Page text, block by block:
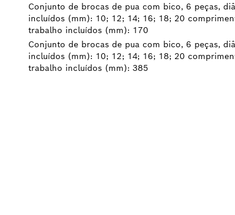
Conjunto de brocas de pua com bico, 6 peças,
incluídos (mm): 10; 12; 14; 16; 18; 20
trabalho incluídos (mm): 170
Conjunto de brocas de pua com bico, 6 peças,
incluídos (mm): 10; 12; 14; 16; 18; 20
trabalho incluídos (mm): 385